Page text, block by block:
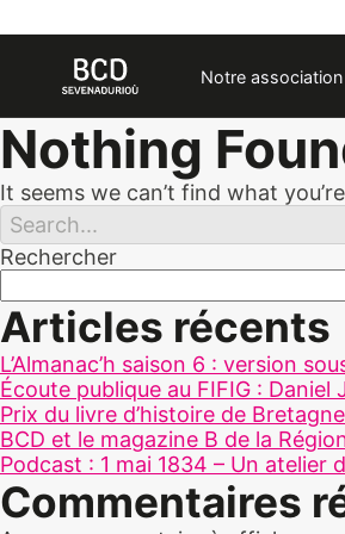
Notre
Skip
to
content
Nothing
It seems we can’t find what
Rechercher
Articles récents
L’Almanac’h saison 6 : version
Écoute publique au FIFIG : Daniel
Prix du livre d’histoire de
BCD et le magazine B de la
Podcast : 1 mai 1834 – Un atelier
Commentaires